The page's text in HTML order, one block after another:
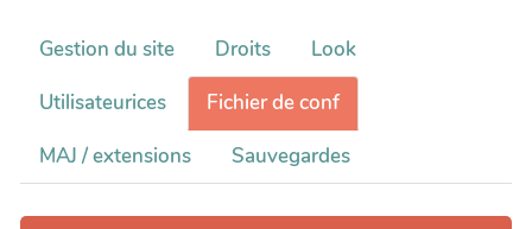
Gestion du site Droits
Look
Utilisateurices
Fichier de conf
MAJ / extensions
Sauvegardes